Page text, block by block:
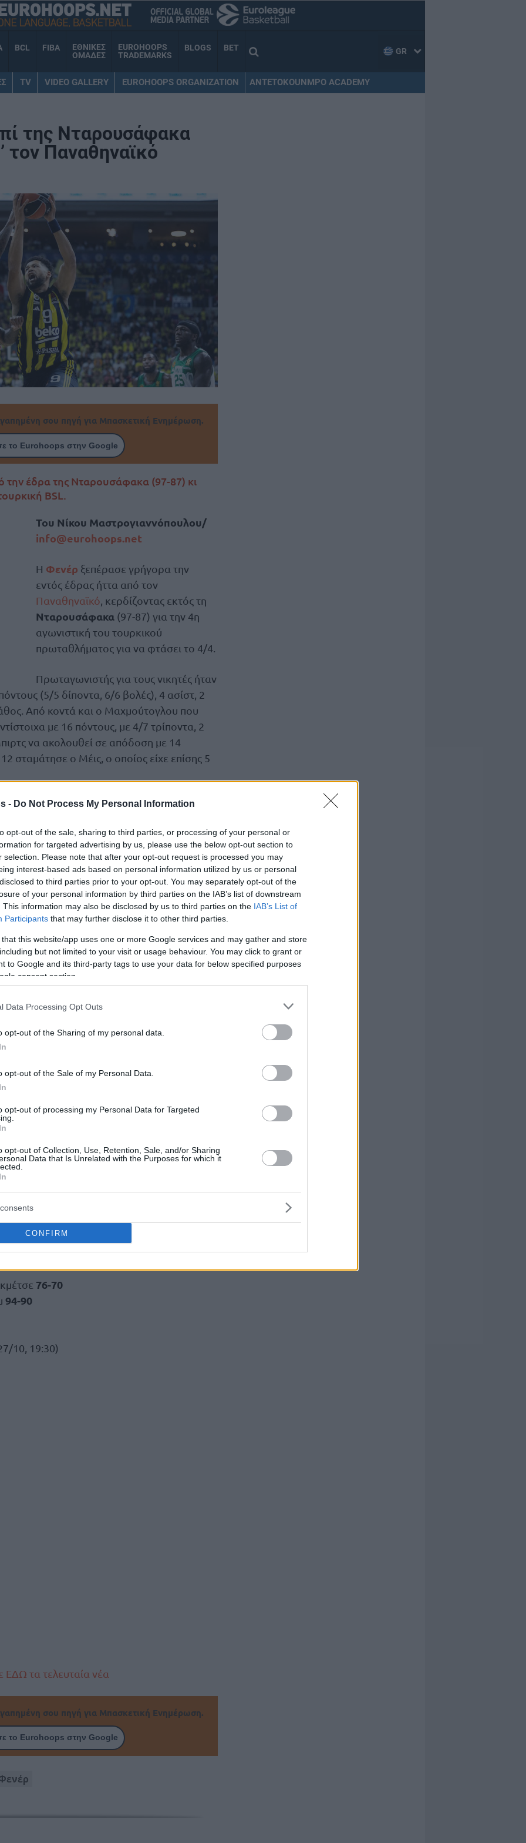
- Do Not Process My Personal Information
opt-out of the sale, sharing to third parties, or processing of your personal or
for targeted advertising by us, please use the below opt-out section to
selection. Please note that after your opt-out request is processed you may
interest-based ads based on personal information utilized by us or personal
to third parties prior to your opt-out. You may separately opt-out of the
of your personal information by third parties on the IAB’s list of downstream
This information may also be disclosed by us to third parties on the IAB’s List of
Participants that may further disclose it to other third parties.
that this website/app uses one or more Google services and may gather and store
but not limited to your visit or usage behaviour. You may click to grant or
to Google and its third-party tags to use your data for below specified purposes
consent section.
Data Processing Opt Outs
opt-out of the Sharing of my personal data.
opt-out of the Sale of my Personal Data.
opt-out of processing my Personal Data for Targeted
opt-out of Collection, Use, Retention, Sale, and/or Sharing
Data that Is Unrelated with the Purposes for which it
CONFIRM
BCL FIBA
ΕΘΝΙΚΕΣ
ΟΜΑΔΕΣ
EUROHOOPS
TRADEMARKS
BLOGS BET GR
TV VIDEO GALLERY EUROHOOPS ORGANIZATION ANTETOKOUNMPO ACADEMY
της Νταρουσάφακα
τον Παναθηναϊκό
σου πηγή για Μπασκετική Ενημέρωση.
το Eurohoops στην Google
την έδρα της Νταρουσάφακα (97-87) κι
BSL.
Του Νίκου Μαστρογιαννόπουλου/
info@eurohoops.net
Η Φενέρ ξεπέρασε γρήγορα την
εντός έδρας ήττα από τον
Παναθηναϊκό , κερδίζοντας εκτός τη
Νταρουσάφακα (97-87) για την 4η
αγωνιστική του τουρκικού
πρωταθλήματος για να φτάσει το 4/4.
Πρωταγωνιστής για τους νικητές ήταν
(5/5 δίποντα, 6/6 βολές), 4 ασίστ, 2
Από κοντά και ο Μαχμούτογλου που
με 16 πόντους, με 4/7 τρίποντα, 2
να ακολουθεί σε απόδοση με 14
σταμάτησε ο Μέις, ο οποίος είχε επίσης 5
μέρα ήταν ο Ομαρί Καμάου Μουρ, που
ασίστ, 2 ριμπάουντ και 4 κλεψίματα.
🎯@dackabasket🆚
Süper Ligi (@basketsuperligi)
μπήκε καλά στο ματς, δείχνοντας εξ
οι γηπεδούχοι κατάφεραν να διατηρηθούν
τηΦενέρμέχρι το ξεκίνημα της τέταρτης
των φιλοξενούμενων έστειλαν τη
για να έρθει στο φινάλε και η νίκη.
vurdu 🚀😤
October 27, 2024
87-97
76-70
94-90
10, 19:30)
ΕΔΩ τα τελευταία νέα
σου πηγή για Μπασκετική Ενημέρωση.
το Eurohoops στην Google